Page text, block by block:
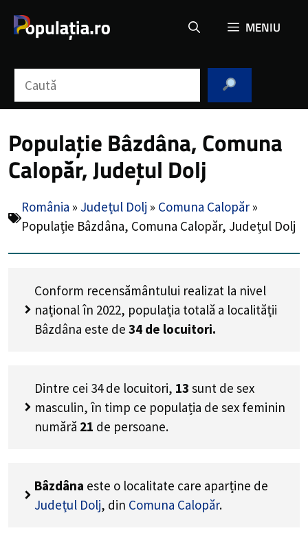
MENIU
Populație Bâzdâna, Comuna
Calopăr, Județul Dolj
România » Județul Dolj » Comuna Calopăr »
Populație Bâzdâna, Comuna Calopăr, Județul Dolj
Conform recensământului realizat la nivel
național în 2022, populația totală a localității
Bâzdâna este de 34 de locuitori.
Dintre cei 34 de locuitori, 13 sunt de sex
masculin, în timp ce populația de sex feminin
numără 21 de persoane.
Bâzdâna este o localitate care aparține de
Județul Dolj, din Comuna Calopăr.